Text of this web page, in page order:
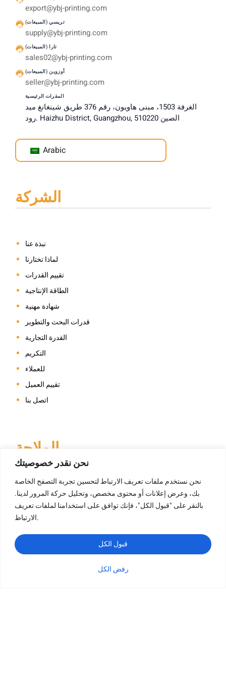
نحن نقدر خصوصيتك
نحن نستخدم ملفات تعريف الارتباط لتحسين تجربة التصفح الخاصة
بك، وعرض إعلانات أو محتوى مخصص، وتحليل حركة المرور لدينا.
بالنقر على "قبول الكل"، فإنك توافق على استخدامنا لملفات تعريف
الارتباط.
رفض الكل
قبول الكل
export@ybj-printing.com
تريسي (المبيعات)
supply@ybj-printing.com
تارا (المبيعات)
sales02@ybj-printing.com
أوزوين (المبيعات)
seller@ybj-printing.com
المقرات الرئيسية
الغرفة 1503، مبنى هاويون، رقم 376 طريق شينغانغ ميد
رود. Haizhu District, Guangzhou, الصين 510220
Arabic
الشركة
نبذة عنا
لماذا تختارنا
تقييم القدرات
الطاقة الإنتاجية
شهادة مهنية
قدرات البحث والتطوير
القدرة التجارية
التكريم
للعملاء
تقييم العميل
اتصل بنا
الملاحة
طباعة الكتب
طباعة الكتب ذات الغلاف المقوى
طباعة الكتب بغلاف ورقي ورقي الورق
طباعة الكتاب اللوحي